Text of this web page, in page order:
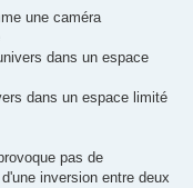
une caméra
dans un espace
dans un espace limité
pas de
inversion entre deux